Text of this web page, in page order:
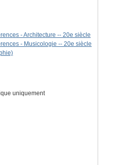
- Architecture -- 20e siècle
- Musicologie -- 20e siècle
uniquement